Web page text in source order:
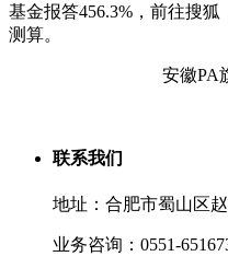
基金报答456.3%，前往搜
测算。
安徽PA
联系我们
地址：合肥市蜀山区
业务咨询：0551-